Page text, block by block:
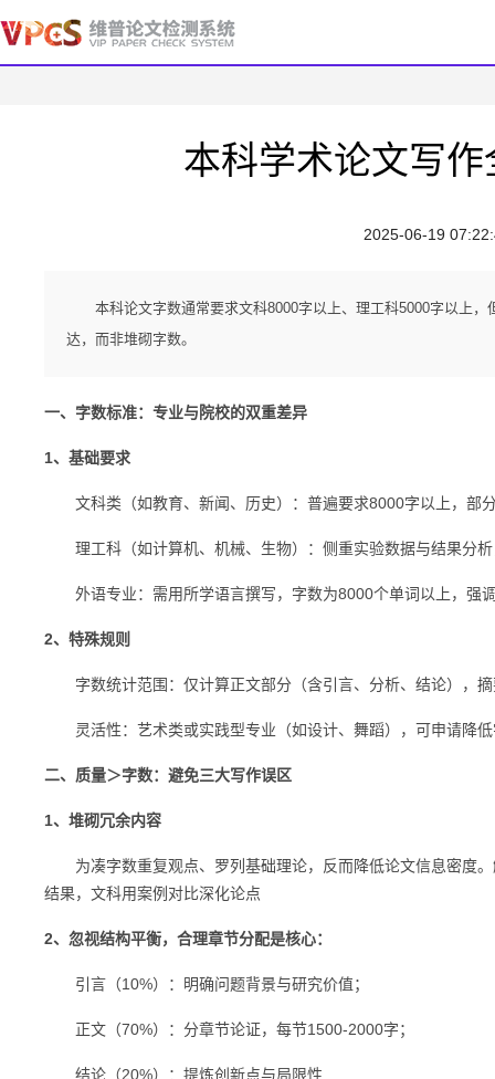
本科学术论文写
2025-06-19
本科论文字数通常要求​​文科8000字以上、理工科5000字以上​​
达，而非堆砌字数。
一、字数标准：专业与院校的双重差异
1、基础要求
文科类（如教育、新闻、历史）：普遍要求8000字以上，部
理工科（如计算机、机械、生物）：侧重实验数据与结果分
外语专业：需用所学语言撰写，字数为8000个单词以上，强
2、特殊规则
字数统计范围：仅计算正文部分（含引言、分析、结论），摘
灵活性：艺术类或实践型专业（如设计、舞蹈），可申请降低
二、质量＞字数：避免三大写作误区
1、堆砌冗余内容
为凑字数重复观点、罗列基础理论，反而降低论文信息密度。
结果，文科用案例对比深化论点
2、忽视结构平衡，合理章节分配是核心：
引言（10%）：明确问题背景与研究价值；
正文（70%）：分章节论证，每节1500-2000字；
结论（20%）：提炼创新点与局限性